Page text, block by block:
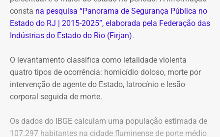
na disputa eleitoral, João Drumond é empresário, vice-
presidente da Imperatriz Leopoldinense, diretor financeiro
da Liesa e declarou patrimônio de R$ 875 mil ao Tribunal
O que diz o candidato
perplexo com a ação do MPE. Confira o posicionamento
na íntegra:
consta na pesquisa “Panorama de Segurança Pública no
Estado do RJ | 2015-2025”, elaborada pela Federação das
Indústrias do Estado do Rio (Firjan).
O levantamento classifica como letalidade violenta
quatro tipos de ocorrência: homicídio doloso, morte por
intervenção de agente do Estado, latrocínio e lesão
corporal seguida de morte.
Os dados do IBGE calculam uma população estimada de
107.297 habitantes na cidade fluminense de porte médio